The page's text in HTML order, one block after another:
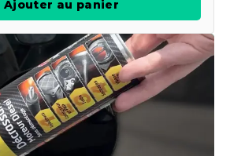
Ajouter au panier